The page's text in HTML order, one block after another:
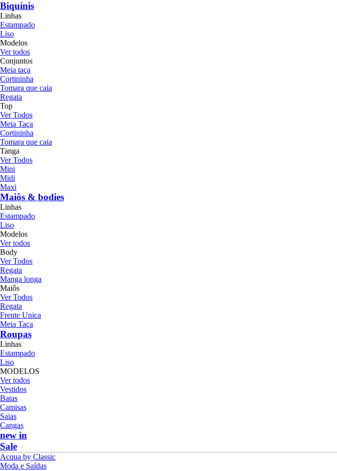
Biquínis
Linhas
Estampado
Liso
Modelos
Ver todos
Conjuntos
Meia taça
Cortininha
Tomara que caia
Regata
Top
Ver Todos
Meia Taça
Cortininha
Tomara que caia
Tanga
Ver Todos
Mini
Midi
Maxi
Maiôs & bodies
Linhas
Estampado
Liso
Modelos
Ver todos
Body
Ver Todos
Regata
Manga longa
Maiôs
Ver Todos
Regata
Frente Unica
Meia Taça
Roupas
Linhas
Estampado
Liso
MODELOS
Ver todos
Vestidos
Batas
Camisas
Saias
Cangas
new in
Sale
Acqua by Classic
Moda e Saídas